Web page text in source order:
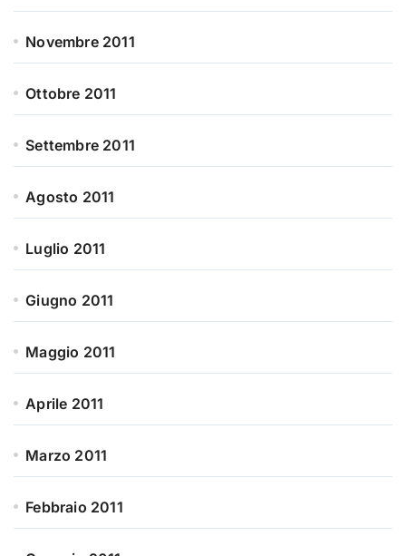
Novembre 2011
Ottobre 2011
Settembre 2011
Agosto 2011
Luglio 2011
Giugno 2011
Maggio 2011
Aprile 2011
Marzo 2011
Febbraio 2011